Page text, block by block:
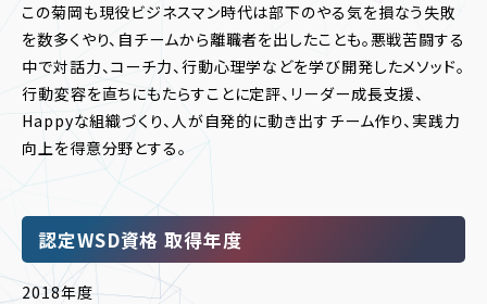
この菊岡も現役ビジネスマン時代は部下のやる気を損なう失敗
を数多くやり、自チームから離職者を出したことも。悪戦苦闘する
中で対話力、コーチ力、行動心理学などを学び開発したメソッド。
行動変容を直ちにもたらすことに定評、リーダー成長支援、
Happyな組織づくり、人が自発的に動き出すチーム作り、実践力
向上を得意分野とする。
認定WSD資格 取得年度
2018年度